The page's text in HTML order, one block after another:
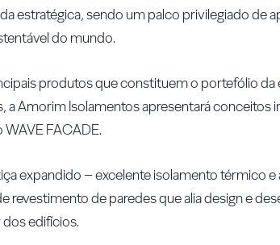
estratégica, sendo um palco privilegiado de
do mundo.
produtos que constituem o portefólio
a Amorim Isolamentos apresentará conceitos
FACADE.
expandido – excelente isolamento térmico
revestimento de paredes que alia design e
edifícios.